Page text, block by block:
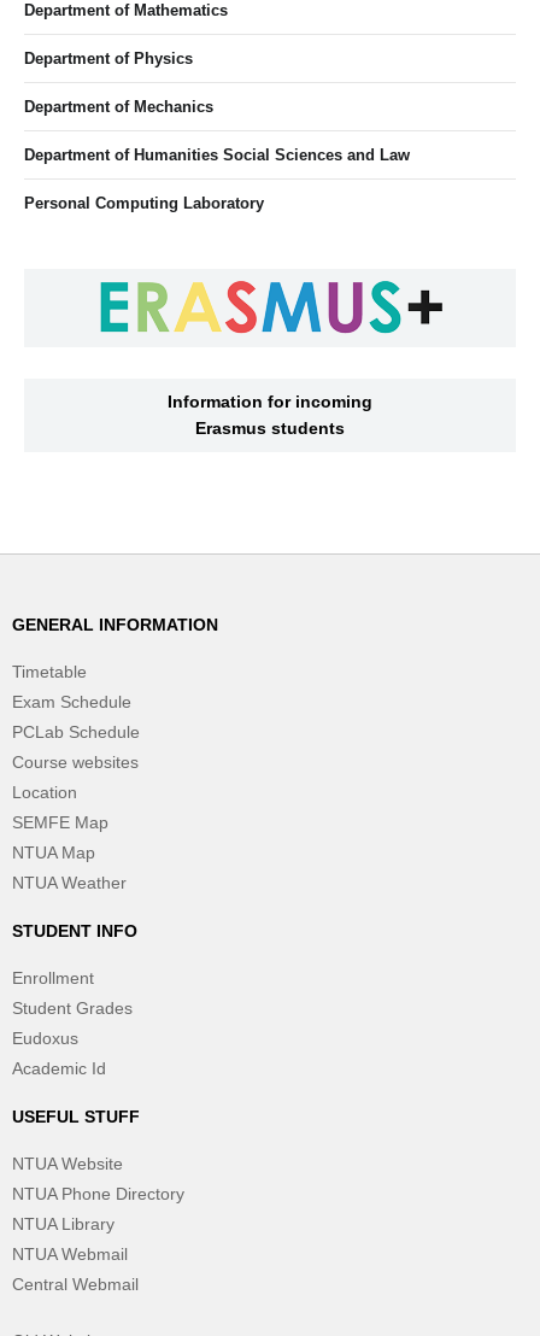
Department of Mathematics
Department of Physics
Department of Mechanics
Department of Humanities Social Sciences and Law
Personal Computing Laboratory
Information for incoming
Erasmus students
GENERAL INFORMATION
Timetable
Exam Schedule
PCLab Schedule
Course websites
Location
SEMFE Map
NTUA Map
NTUA Weather
STUDENT INFO
Enrollment
Student Grades
Eudoxus
Academic Id
USEFUL STUFF
NTUA Website
NTUA Phone Directory
NTUA Library
NTUA Webmail
Central Webmail